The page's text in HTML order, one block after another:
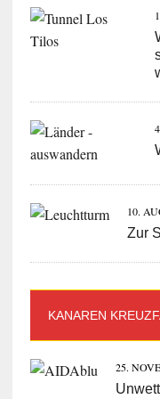
10.
Zur
KANAREN
25.